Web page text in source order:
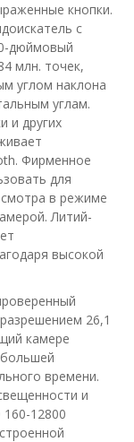
кнопки.
с
дюймовый
млн. точек,
углом наклона
углам.
и других
Фирменное
для
в режиме
Литий-
высокой
26,1
камере
времени.
и
160-12800